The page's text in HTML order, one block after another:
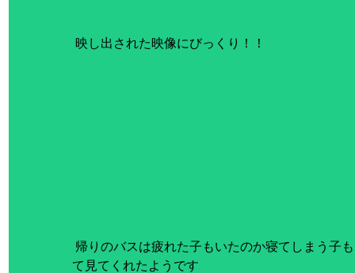
映し出された映像にびっくり！！
て見てくれたようです